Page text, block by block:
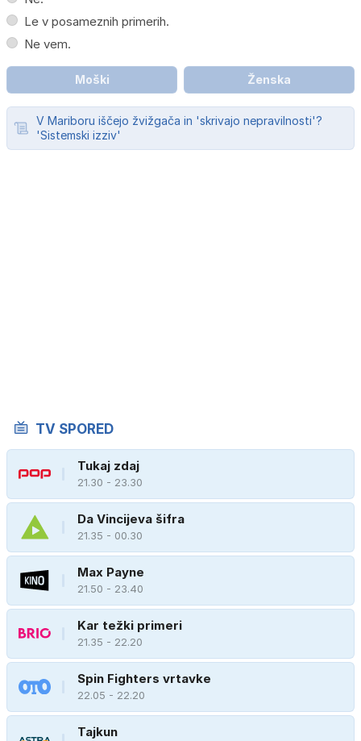
Le v posameznih primerih.
Ne vem.
Moški Ženska
V Mariboru iščejo žvižgača in 'skrivajo nepravilnosti'?
'Sistemski izziv'
TV SPORED
Tukaj zdaj
21.30 - 23.30
Da Vincijeva šifra
21.35 - 00.30
Max Payne
21.50 - 23.40
Kar težki primeri
21.35 - 22.20
Spin Fighters vrtavke
22.05 - 22.20
Tajkun